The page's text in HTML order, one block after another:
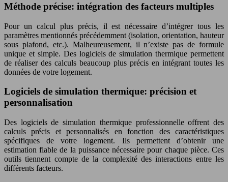
Méthode précise: intégration des facteurs multiples
Pour un calcul plus précis, il est nécessaire d’intégrer tous les
paramètres mentionnés précédemment (isolation, orientation, hauteur
sous plafond, etc.). Malheureusement, il n’existe pas de formule
unique et simple. Des logiciels de simulation thermique permettent
de réaliser des calculs beaucoup plus précis en intégrant toutes les
données de votre logement.
Logiciels de simulation thermique: précision et
personnalisation
Des logiciels de simulation thermique professionnelle offrent des
calculs précis et personnalisés en fonction des caractéristiques
spécifiques de votre logement. Ils permettent d’obtenir une
estimation fiable de la puissance nécessaire pour chaque pièce. Ces
outils tiennent compte de la complexité des interactions entre les
différents facteurs.